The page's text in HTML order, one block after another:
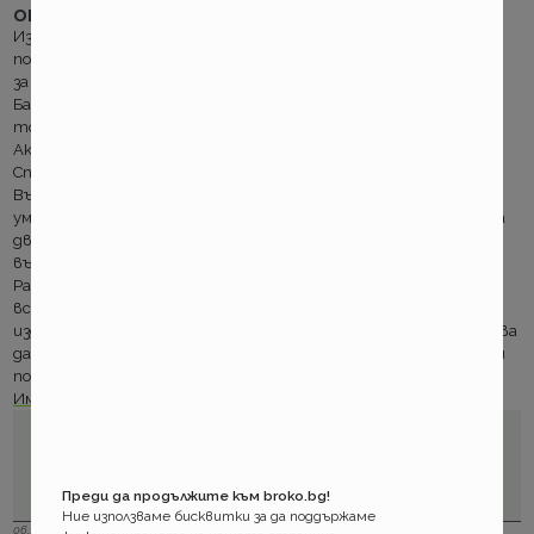
отговорност при Групама?
Изненади от общите правила няма. Няма и модерните в
последните седмици заигравки с териториалното покритие
за Турция и/ или Македония.
Базовата цена е за задължителния териториален обхват-
този за който носенето на зелена карта не е задължително.
Ако все пак ви харесва зеления картон- имате го безплатно.
Страната е зонирана в обичайните три рискови региона.
Възрастта на собственика е от значение, шофьорските
умения и записите в КАТ също. Може да се плаща разсрочено на
две или четири вноски. Има разлика в цената. Ако имате
възможност избягвайте плащането на части.
Разширението на покритието се доплаща. Предоставя се за
всички страни- членки на споразумението зелена карта. За
издаване на незадраскан сертификат застрахователят очаква
да плащате еднократно или да погасите оставащите вноски
по вече сключена полица с премия уговорена на части.
Имате цените. Впечатлявайте се!
06.12.2023 г.
Преди да продължите към broko.bg!
Ние използваме бисквитки за да поддържаме